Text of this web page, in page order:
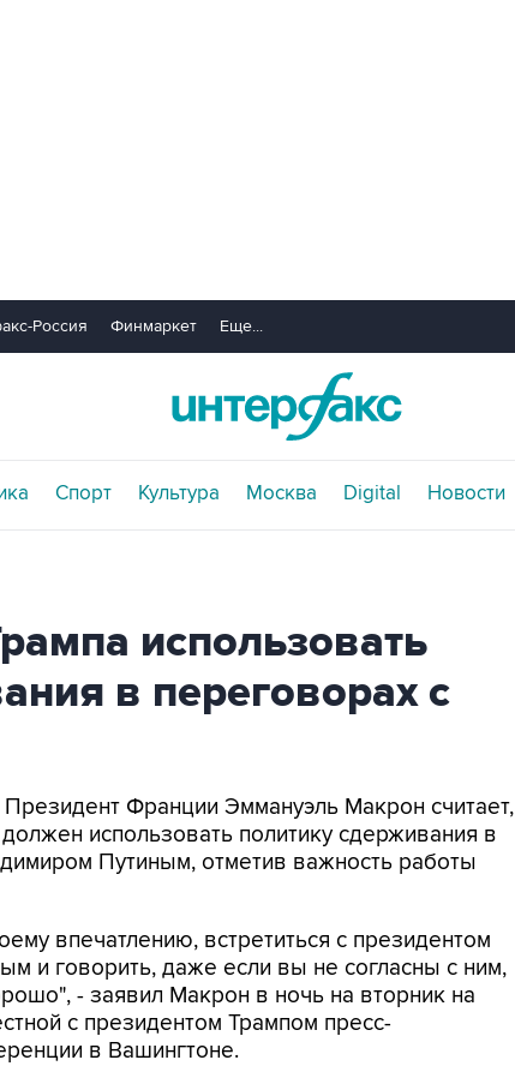
Россия Финмаркет Еще...
Спорт Культура Москва Digital Новости
использовать
в переговорах с
Франции Эммануэль Макрон считает,
использовать политику сдерживания в
Путиным, отметив важность работы
впечатлению, встретиться с президентом
и говорить, даже если вы не согласны с ним,
- заявил Макрон в ночь на вторник на
с президентом Трампом пресс-
в Вашингтоне.